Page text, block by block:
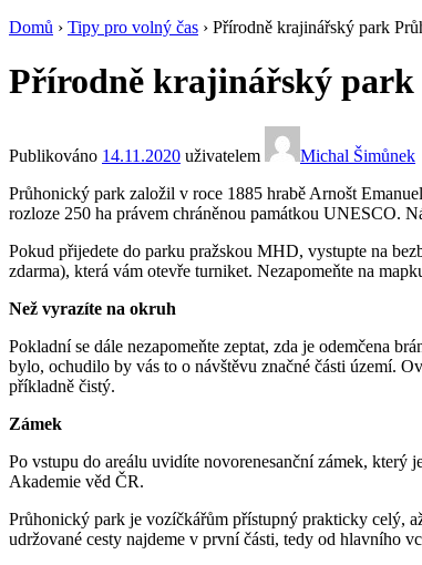
Domů › Tipy pro volný čas › Přírodně krajinářský park
Přírodně krajinářský park
Publikováno 14.11.2020 uživatelem
Michal Šimůnek
Průhonický park založil v roce 1885 hrabě Arnošt
rozloze 250 ha právem chráněnou památkou UNESCO.
Pokud přijedete do parku pražskou MHD, vystupte na
zdarma), která vám otevře turniket. Nezapomeňte na
Než vyrazíte na okruh
Pokladní se dále nezapomeňte zeptat, zda je odemčena
bylo, ochudilo by vás to o návštěvu značné části území.
příkladně čistý.
Zámek
Po vstupu do areálu uvidíte novorenesanční zámek,
Akademie věd ČR.
Průhonický park je vozíčkářům přístupný prakticky celý,
udržované cesty najdeme v první části, tedy od hlavního